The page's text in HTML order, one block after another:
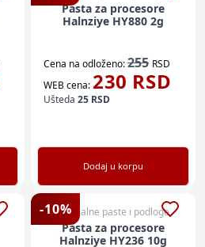
Pasta za procesore
Halnziye HY880 2g
Cena na odloženo:255 RSD
WEB cena: 230 RSD
Ušteda 25 RSD
Dodaj u korpu
-10%
Termalne paste i podloge
Pasta za procesore
Halnziye HY236 10g